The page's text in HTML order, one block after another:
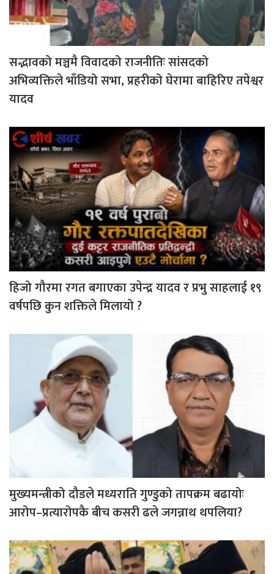
सद्भावको मञ्चमै विवादको राजनीतिः सांसदको
अभिव्यक्तिले भाँडियो सभा, प्रहरीको घेरामा बाहिरिए तपेश्वर
यादव
हिजो गौरमा रगत बगाएका उपेन्द्र यादव र प्रभु साहलाई १९
वर्षपछि कुन शक्तिले मिलायो ?
मुख्यमन्त्रीको दौडले मध्यराति गुण्डुको तापक्रम बढायोः
आरोप–प्रत्यारोपकै बीच कसरी ढले जगन्नाथ थपलिया?